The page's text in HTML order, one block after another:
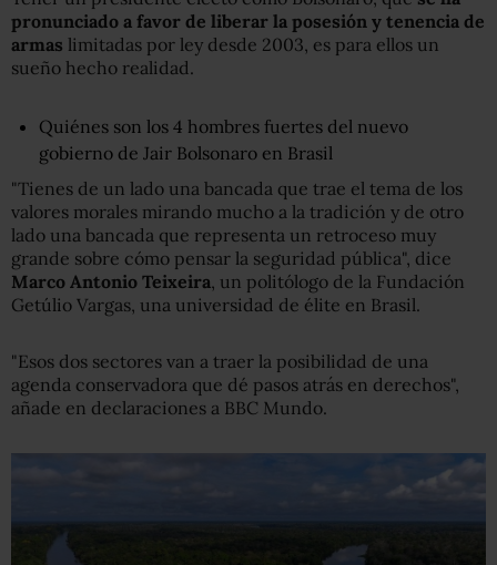
pronunciado a favor de liberar la posesión y tenencia de
armas limitadas por ley desde 2003, es para ellos un
sueño hecho realidad.
Quiénes son los 4 hombres fuertes del nuevo
gobierno de Jair Bolsonaro en Brasil
"Tienes de un lado una bancada que trae el tema de los
valores morales mirando mucho a la tradición y de otro
lado una bancada que representa un retroceso muy
grande sobre cómo pensar la seguridad pública", dice
Marco Antonio Teixeira , un politólogo de la Fundación
Getúlio Vargas, una universidad de élite en Brasil.
"Esos dos sectores van a traer la posibilidad de una
agenda conservadora que dé pasos atrás en derechos",
añade en declaraciones a BBC Mundo.